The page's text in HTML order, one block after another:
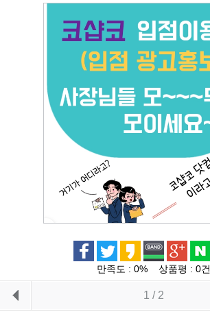
만족도 : 0% 상품평 : 0건
1 / 2